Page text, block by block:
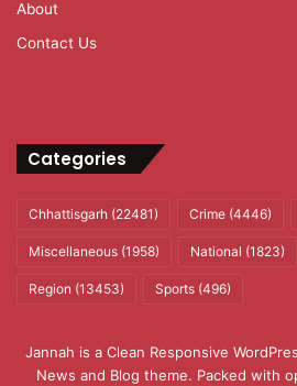
About
Contact Us
Categories
Chhattisgarh (22481) Crime (4446)
Miscellaneous (1958) National (1823)
Region (13453) Sports (496)
Jannah is a Clean Responsive
News and Blog theme. Packed with